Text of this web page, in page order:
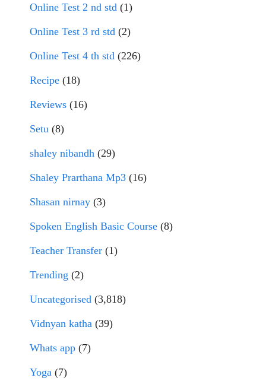
Online Test 2 nd std (1)
Online Test 3 rd std (2)
Online Test 4 th std (226)
Recipe (18)
Reviews (16)
Setu (8)
shaley nibandh (29)
Shaley Prarthana Mp3 (16)
Shasan nirnay (3)
Spoken English Basic Course (8)
Teacher Transfer (1)
Trending (2)
Uncategorised (3,818)
Vidnyan katha (39)
Whats app (7)
Yoga (7)